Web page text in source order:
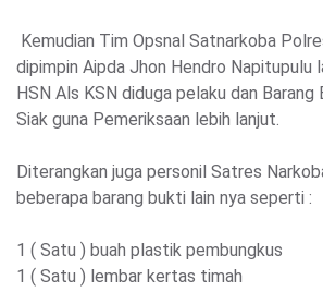
Kemudian Tim Opsnal Satnarkoba
dipimpin Aipda Jhon Hendro Napitupulu
HSN Als KSN diduga pelaku dan
Siak guna Pemeriksaan lebih lanjut.
Diterangkan juga personil Satres
beberapa barang bukti lain nya seperti :
1 ( Satu ) buah plastik pembungkus
1 ( Satu ) lembar kertas timah